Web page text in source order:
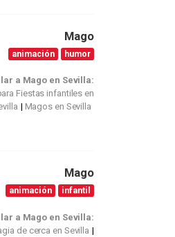
Mago
animación humor
a Mago en Sevilla:
Fiestas infantiles en
Magos en Sevilla
Mago
animación infantil
a Mago en Sevilla:
de cerca en Sevilla